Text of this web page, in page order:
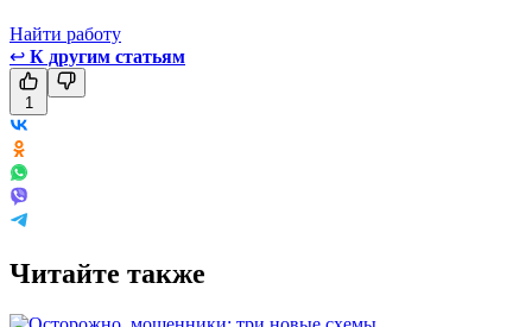
Найти работу
↩ К другим статьям
1
Читайте также